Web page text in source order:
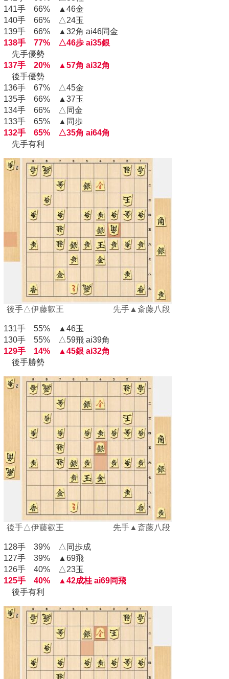
141手 66% ▲46金
140手 66% △24玉
139手 66% ▲32角 ai46同金
138手 77% △46歩 ai35銀
先手優勢
137手 20% ▲57角 ai32角
後手優勢
136手 67% △45金
135手 66% ▲37玉
134手 66% △同金
133手 65% ▲同歩
132手 65% △35角 ai64角
先手有利
後手△伊藤叡王 先手▲斎藤八段
131手 55% ▲46玉
130手 55% △59飛 ai39角
129手 14% ▲45銀 ai32角
後手勝勢
後手△伊藤叡王 先手▲斎藤八段
128手 39% △同歩成
127手 39% ▲69飛
126手 40% △23玉
125手 40% ▲42成桂 ai69同飛
後手有利